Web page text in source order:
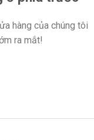
hàng của chúng tôi
ra mắt!